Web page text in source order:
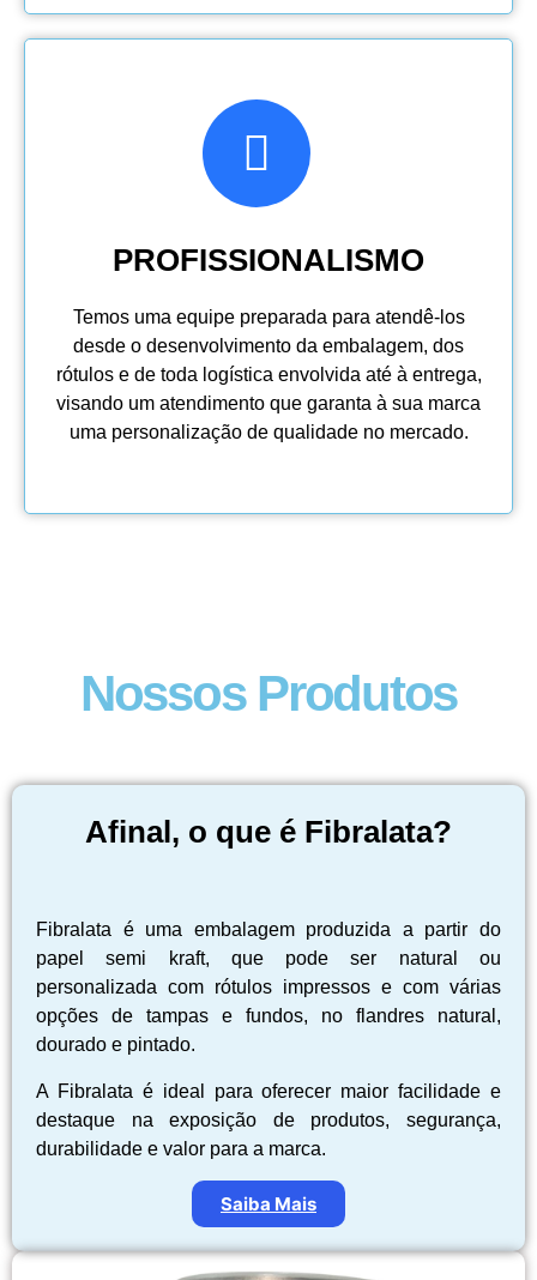
PROFISSIONALISMO
Temos uma equipe preparada para atendê-los
desde o desenvolvimento da embalagem, dos
rótulos e de toda logística envolvida até à entrega,
visando um atendimento que garanta à sua marca
uma personalização de qualidade no mercado.
Nossos Produtos
Afinal, o que é Fibralata?
Fibralata é uma embalagem produzida a partir do
papel semi kraft, que pode ser natural ou
personalizada com rótulos impressos e com várias
opções de tampas e fundos, no flandres natural,
dourado e pintado.
A Fibralata é ideal para oferecer maior facilidade e
destaque na exposição de produtos, segurança,
durabilidade e valor para a marca.
Saiba Mais